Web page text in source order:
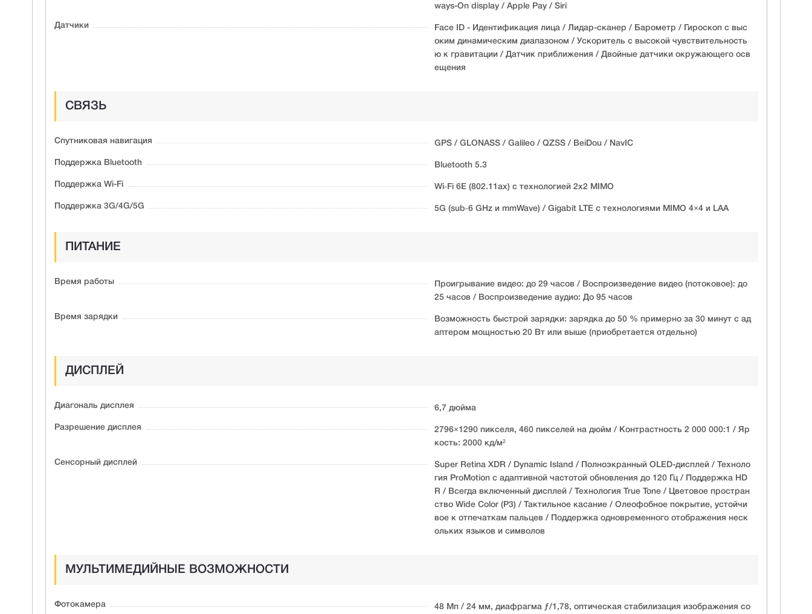
ways-On display / Apple Pay / Siri
Датчики
Face ID - Идентификация лица / Лидар-сканер / Барометр / Гироскоп с выс
оким динамическим диапазоном / Ускоритель с высокой чувствительность
ю к гравитации / Датчик приближения / Двойные датчики окружающего осв
ещения
СВЯЗЬ
Спутниковая навигация GPS / GLONASS / Galileo / QZSS / BeiDou / NavIC
Поддержка Bluetooth Bluetooth 5.3
Поддержка Wi-Fi Wi‑Fi 6E (802.11ax) с технологией 2x2 MIMO
Поддержка 3G/4G/5G 5G (sub‑6 GHz и mmWave) / Gigabit LTE с технологиями MIMO 4×4 и LAA
ПИТАНИЕ
Время работы
Проигрывание видео: до 29 часов / Воспроизведение видео (потоковое): до
25 часов / Воспроизведение аудио: До 95 часов
Время зарядки
Возможность быстрой зарядки: зарядка до 50 % примерно за 30 минут с ад
аптером мощностью 20 Вт или выше (приобретается отдельно)
ДИСПЛЕЙ
Диагональ дисплея 6,7 дюйма
Разрешение дисплея
2796×1290 пикселя, 460 пикселей на дюйм / Контрастность 2 000 000:1 / Яр
кость: 2000 кд/м²
Сенсорный дисплей
Super Retina XDR / Dynamic Island / Полноэкранный OLED-дисплей / Техноло
гия ProMotion с адаптивной частотой обновления до 120 Гц / Поддержка HD
R / Всегда включенный дисплей / Технология True Tone / Цветовое простран
ство Wide Color (P3) / Тактильное касание / Олеофобное покрытие, устойчи
вое к отпечаткам пальцев / Поддержка одновременного отображения неск
ольких языков и символов
МУЛЬТИМЕДИЙНЫЕ ВОЗМОЖНОСТИ
Фотокамера
48 Мп / 24 мм, диафрагма ƒ/1,78, оптическая стабилизация изображения со